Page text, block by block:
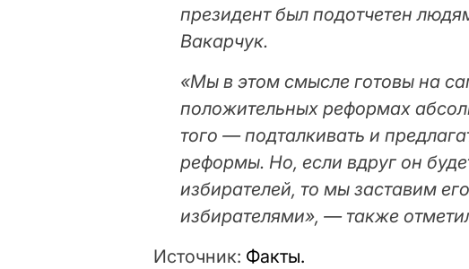
президент был подотчетен
Вакарчук.
«Мы в этом смысле готовы на
положительных реформах
того — подталкивать и
реформы. Но, если вдруг он
избирателей, то мы заставим
избирателями», — также
Источник: Факты.